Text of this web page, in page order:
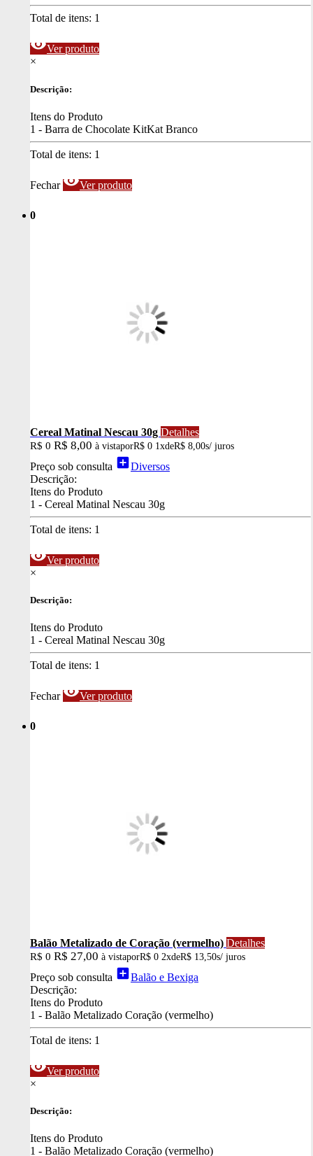
Total de itens: 1
visibilityVer produto
×
Descrição:
Itens do Produto
1 - Barra de Chocolate KitKat Branco
Total de itens: 1
Fechar visibilityVer produto
0
Cereal Matinal Nescau 30g Detalhes
R$ 0 R$ 8,00 à vistaporR$ 0 1xdeR$ 8,00s/ juros
Preço sob consulta add_boxDiversos
Descrição:
Itens do Produto
1 - Cereal Matinal Nescau 30g
Total de itens: 1
visibilityVer produto
×
Descrição:
Itens do Produto
1 - Cereal Matinal Nescau 30g
Total de itens: 1
Fechar visibilityVer produto
0
Balão Metalizado de Coração (vermelho) Detalhes
R$ 0 R$ 27,00 à vistaporR$ 0 2xdeR$ 13,50s/ juros
Preço sob consulta add_boxBalão e Bexiga
Descrição:
Itens do Produto
1 - Balão Metalizado Coração (vermelho)
Total de itens: 1
visibilityVer produto
×
Descrição:
Itens do Produto
1 - Balão Metalizado Coração (vermelho)